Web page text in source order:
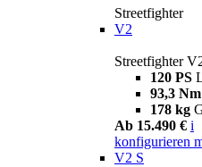
Streetfighter
V2
Streetfighter
120 PS
93,3 Nm
178 kg
Ab 15.490 € i
konfigurieren
V2 S